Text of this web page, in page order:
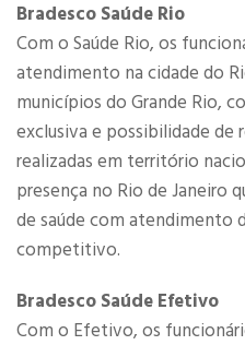
Bradesco Saúde Rio
Com o Saúde Rio, os
atendimento na cidade do
municípios do Grande Rio,
exclusiva e possibilidade de
realizadas em território
presença no Rio de Janeiro
de saúde com atendimento
competitivo.
Bradesco Saúde Efetivo
Com o Efetivo, os